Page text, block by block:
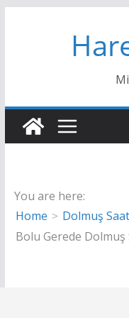
You are here:
Home
Dolmuş
Bolu Gerede Dolmuş